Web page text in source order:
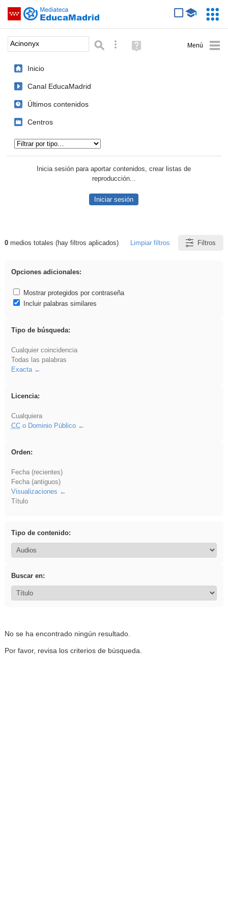
Saltar navegación
Palabra o frase: Búsqueda avanzada
Ayuda
(en
Inicio
Canal EducaMadrid
Últimos contenidos
Centros
Inicia sesión para aportar contenidos, crear listas de
reproducción...
Iniciar sesión
Resultados de: Acinonyx
0medios totales (hay filtros aplicados) Limpiar filtros Filtros
Opciones adicionales:
Mostrar protegidos por contraseña
Incluir palabras similares
Tipo de búsqueda:
Cualquier coincidencia
Todas las palabras
Exacta
Licencia:
Cualquiera
CCo Dominio Público
Orden:
Fecha (recientes)
Fecha (antiguos)
Visualizaciones
Título
Tipo de contenido:
Buscar en:
No se ha encontrado ningún resultado.
Por favor, revisa los criterios de búsqueda.